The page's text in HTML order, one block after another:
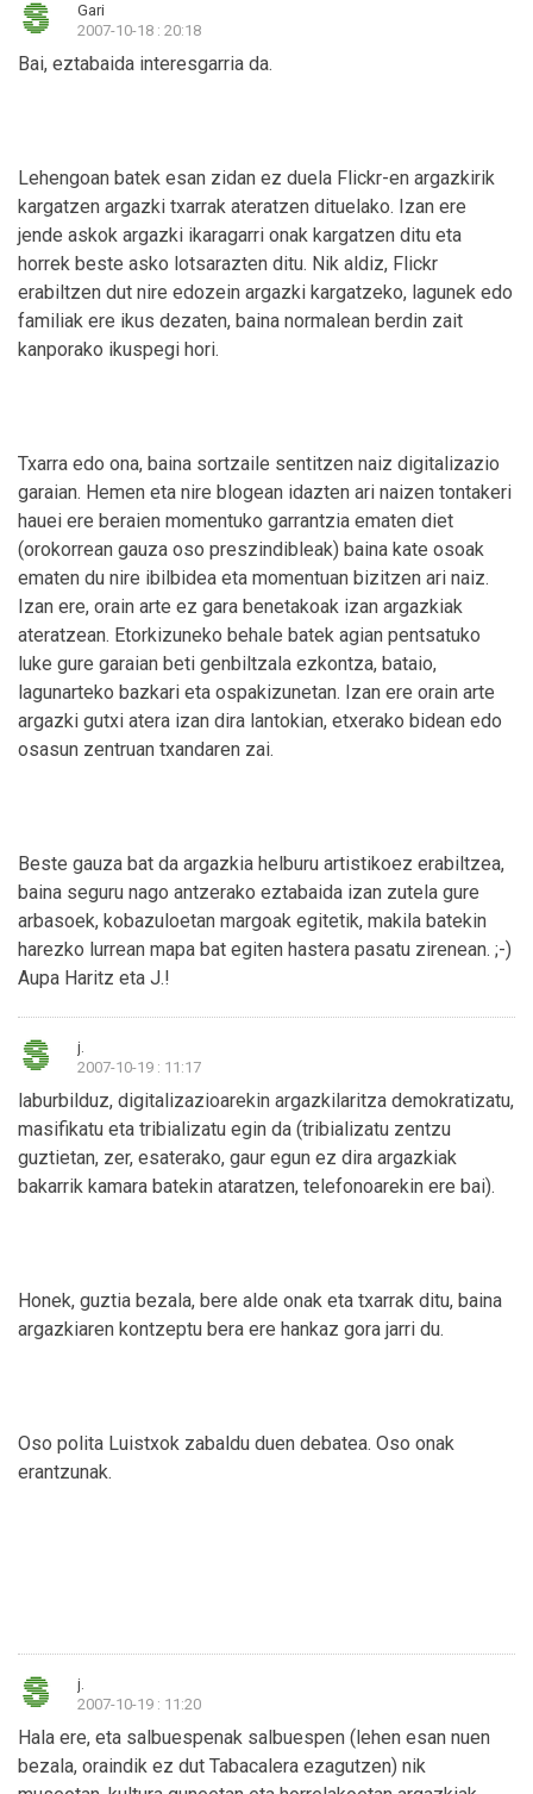
Gari
2007-10-18 : 20:18
Bai, eztabaida interesgarria da.
Lehengoan batek esan zidan ez duela Flickr-en argazkirik
kargatzen argazki txarrak ateratzen dituelako. Izan ere
jende askok argazki ikaragarri onak kargatzen ditu eta
horrek beste asko lotsarazten ditu. Nik aldiz, Flickr
erabiltzen dut nire edozein argazki kargatzeko, lagunek edo
familiak ere ikus dezaten, baina normalean berdin zait
kanporako ikuspegi hori.
Txarra edo ona, baina sortzaile sentitzen naiz digitalizazio
garaian. Hemen eta nire blogean idazten ari naizen tontakeri
hauei ere beraien momentuko garrantzia ematen diet
(orokorrean gauza oso preszindibleak) baina kate osoak
ematen du nire ibilbidea eta momentuan bizitzen ari naiz.
Izan ere, orain arte ez gara benetakoak izan argazkiak
ateratzean. Etorkizuneko behale batek agian pentsatuko
luke gure garaian beti genbiltzala ezkontza, bataio,
lagunarteko bazkari eta ospakizunetan. Izan ere orain arte
argazki gutxi atera izan dira lantokian, etxerako bidean edo
osasun zentruan txandaren zai.
Beste gauza bat da argazkia helburu artistikoez erabiltzea,
baina seguru nago antzerako eztabaida izan zutela gure
arbasoek, kobazuloetan margoak egitetik, makila batekin
harezko lurrean mapa bat egiten hastera pasatu zirenean. ;-)
Aupa Haritz eta J.!
j.
2007-10-19 : 11:17
laburbilduz, digitalizazioarekin argazkilaritza demokratizatu,
masifikatu eta tribializatu egin da (tribializatu zentzu
guztietan, zer, esaterako, gaur egun ez dira argazkiak
bakarrik kamara batekin ataratzen, telefonoarekin ere bai).
Honek, guztia bezala, bere alde onak eta txarrak ditu, baina
argazkiaren kontzeptu bera ere hankaz gora jarri du.
Oso polita Luistxok zabaldu duen debatea. Oso onak
erantzunak.
j.
2007-10-19 : 11:20
Hala ere, eta salbuespenak salbuespen (lehen esan nuen
bezala, oraindik ez dut Tabacalera ezagutzen) nik